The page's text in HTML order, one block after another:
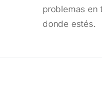
problemas en
donde estés.